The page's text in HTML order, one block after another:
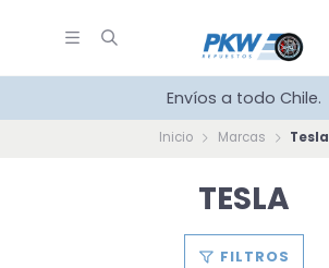
Envíos a todo Chile.
Inicio Marcas Tesla
TESLA
FILTROS